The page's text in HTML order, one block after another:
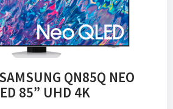
QN85Q NEO
85” UHD 4K